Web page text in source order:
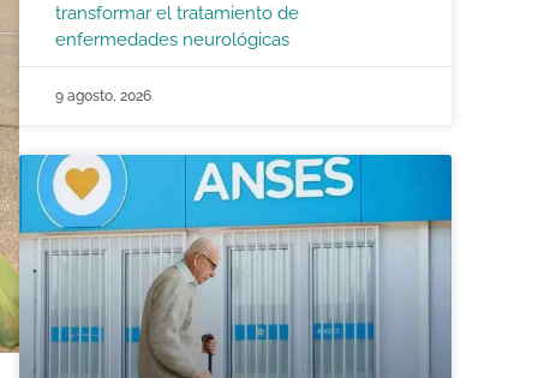
transformar el tratamiento de
enfermedades neurológicas
9 agosto, 2026